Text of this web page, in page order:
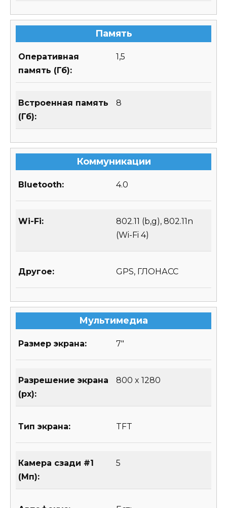
Память
Оперативная
память (Гб):
1,5
Встроенная память
(Гб):
8
Коммуникации
Bluetooth: 4.0
Wi-Fi:
802.11 (b,g), 802.11n
(Wi-Fi 4)
Другое: GPS, ГЛОНАСС
Мультимедиа
Размер экрана: 7″
Разрешение экрана
(px):
800 x 1280
Тип экрана: TFT
Камера сзади #1
(Мп):
5